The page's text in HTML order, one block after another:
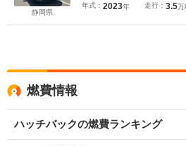
静岡県
年式： 2023年
走行： 3.5万
燃費情報
ハッチバックの燃費ランキング